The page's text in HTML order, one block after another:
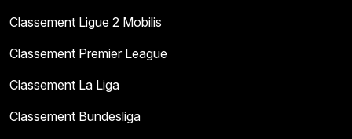
Classement Ligue 2 Mobilis
Classement Premier League
Classement La Liga
Classement Bundesliga